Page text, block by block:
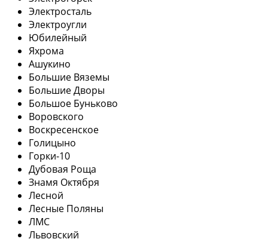
Электросталь
Электроугли
Юбилейный
Яхрома
Ашукино
Большие Вяземы
Большие Дворы
Большое Буньково
Воровского
Воскресенское
Голицыно
Горки-10
Дубовая Роща
Знамя Октября
Лесной
Лесные Поляны
ЛМС
Львовский